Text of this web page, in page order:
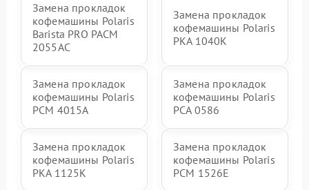
Замена прокладок
кофемашины Polaris
Barista PRO PACM
2055AC
Замена прокладок
кофемашины Polaris
PKA 1040K
Замена прокладок
кофемашины Polaris
PCM 4015A
Замена прокладок
кофемашины Polaris
PCA 0586
Замена прокладок
кофемашины Polaris
PKA 1125K
Замена прокладок
кофемашины Polaris
PCM 1526E